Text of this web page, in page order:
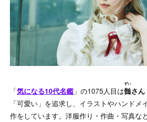
「気になる10代名鑑 」の1075人目は髄
ずい
さん
「可愛い」を追求し、イラストやハンドメ
作をしています。洋服作り・作曲・写真な